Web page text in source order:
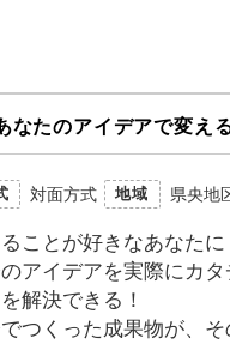
なたのアイデアで変え
対面方式 地域 県央地
ことが好きなあなた
アイデアを実際にカ
解決できる！
つくった成果物が、